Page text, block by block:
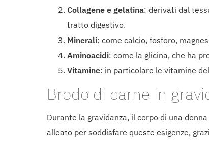
Collagene e gelatina: derivati dal
tratto digestivo.
Minerali: come calcio, fosforo,
Aminoacidi: come la glicina, che ha
Vitamine: in particolare le vitamine
Brodo di carne in
Durante la gravidanza, il corpo di una
alleato per soddisfare queste esigenze,